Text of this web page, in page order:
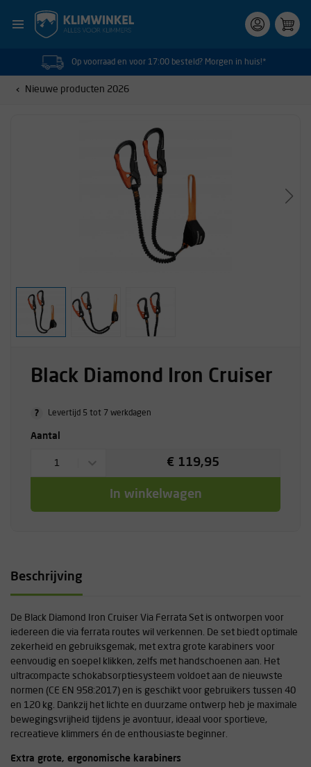
Op voorraad en voor 17:00 besteld? Morgen in huis!*
Nieuwe producten 2026
Black Diamond Iron Cruiser
? Levertijd 5 tot 7 werkdagen
Aantal
1 € 119,95
In winkelwagen
Beschrijving
De Black Diamond Iron Cruiser Via Ferrata Set is ontworpen voor
iedereen die via ferrata routes wil verkennen. De set biedt optimale
zekerheid en gebruiksgemak, met extra grote karabiners voor
eenvoudig en soepel klikken, zelfs met handschoenen aan. Het
ultracompacte schokabsorptiesysteem voldoet aan de nieuwste
normen (CE EN 958:2017) en is geschikt voor gebruikers tussen 40
en 120 kg. Dankzij het lichte en duurzame ontwerp heb je maximale
bewegingsvrijheid tijdens je avontuur, ideaal voor sportieve,
recreatieve klimmers én de enthousiaste beginner.
Extra grote, ergonomische karabiners